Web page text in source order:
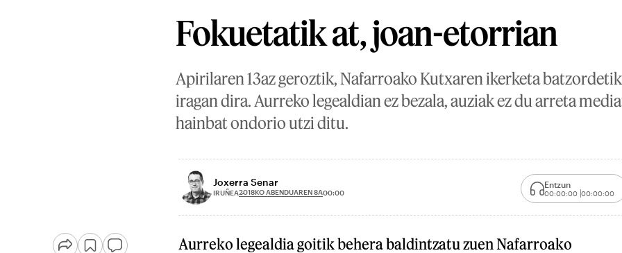
Fokuetatik at, joan-etorrian
Apirilaren 13az geroztik, Nafarroako Kutxaren ikerketa
iragan dira. Aurreko legealdian ez bezala, auziak ez du arreta
hainbat ondorio utzi ditu.
Joxerra Senar
IRUÑEA2018KO ABENDUAREN 8A00:00
Entzun
00:00:00 00:00:00
Aurreko legealdia goitik behera baldintzatu zuen Nafarroako